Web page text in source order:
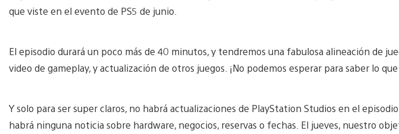
que viste en el evento de PS5 de junio.
El episodio durará un poco más de 40 minutos, y tendremos una fabulosa alineación de
video de gameplay, y actualización de otros juegos. ¡No podemos esperar para saber lo
Y solo para ser super claros, no habrá actualizaciones de PlayStation Studios en el
habrá ninguna noticia sobre hardware, negocios, reservas o fechas. El jueves, nuestro